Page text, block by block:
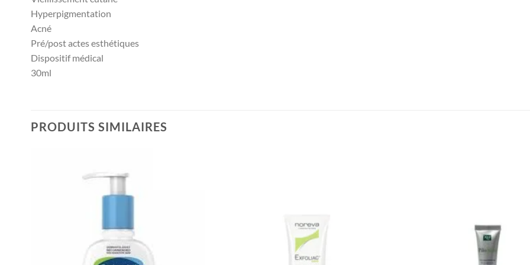
Hyperpigmentation
Acné
Pré/post actes esthétiques
Dispositif médical
30ml
PRODUITS SIMILAIRES